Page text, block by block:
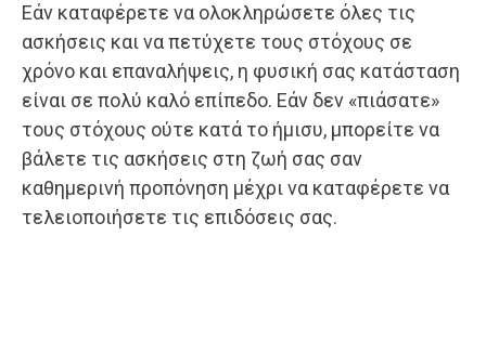
Εάν καταφέρετε να ολοκληρώσετε όλες τις
ασκήσεις και να πετύχετε τους στόχους σε
χρόνο και επαναλήψεις, η φυσική σας κατάσταση
είναι σε πολύ καλό επίπεδο. Εάν δεν «πιάσατε»
τους στόχους ούτε κατά το ήμισυ, μπορείτε να
βάλετε τις ασκήσεις στη ζωή σας σαν
καθημερινή προπόνηση μέχρι να καταφέρετε να
τελειοποιήσετε τις επιδόσεις σας.